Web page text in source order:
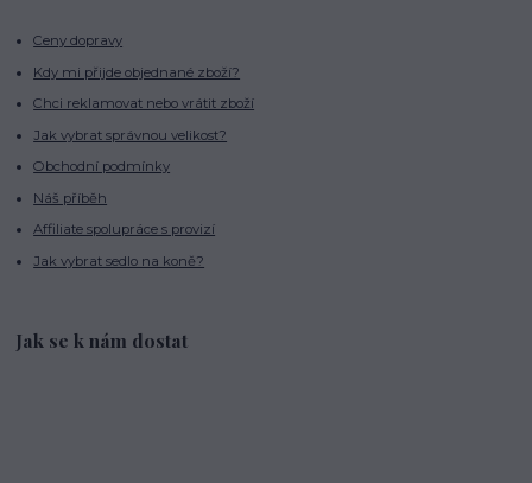
Ceny dopravy
Kdy mi přijde objednané zboží?
Chci reklamovat nebo vrátit zboží
Jak vybrat správnou velikost?
Obchodní podmínky
Náš příběh
Affiliate spolupráce s provizí
Jak vybrat sedlo na koně?
Jak se k nám dostat